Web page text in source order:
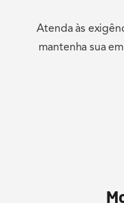
Atenda às
mantenha sua